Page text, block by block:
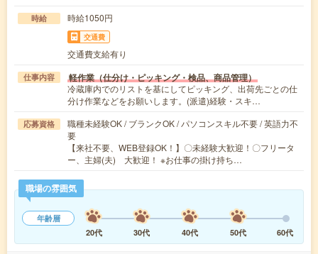
時給 時給1050円
交通費
交通費支給有り
仕事内容 軽作業（仕分け・ピッキング・検品、商品管理）
冷蔵庫内でのリストを基にしてピッキング、出荷先ごとの仕
分け作業などをお願いします。(派遣)経験・スキ…
応募資格
職種未経験OK / ブランクOK / パソコンスキル不要 / 英語力不
要
【来社不要、WEB登録OK！】〇未経験大歓迎！〇フリータ
ー、主婦(夫) 大歓迎！ ※お仕事の掛け持ち…
職場の雰囲気
年齢層
20代
30代 40代 50代 60代